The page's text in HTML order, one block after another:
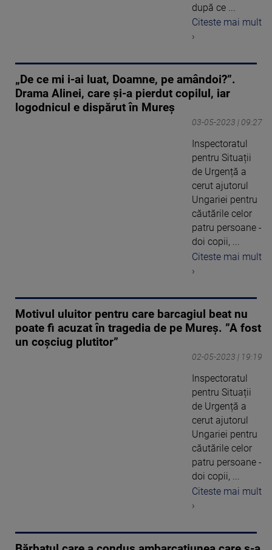
după ce ...
Citeste mai mult
›
„De ce mi i-ai luat, Doamne, pe amândoi?”.
Drama Alinei, care și-a pierdut copilul, iar
logodnicul e dispărut în Mureș
03-05-2023 | 09:27
Inspectoratul
pentru Situații
de Urgență a
cerut ajutorul
Ungariei pentru
căutările celor
patru persoane -
doi copii, ...
Citeste mai mult
›
Motivul uluitor pentru care barcagiul beat nu
poate fi acuzat în tragedia de pe Mureș. ”A fost
un coșciug plutitor”
02-05-2023 | 19:19
Inspectoratul
pentru Situații
de Urgență a
cerut ajutorul
Ungariei pentru
căutările celor
patru persoane -
doi copii, ...
Citeste mai mult
›